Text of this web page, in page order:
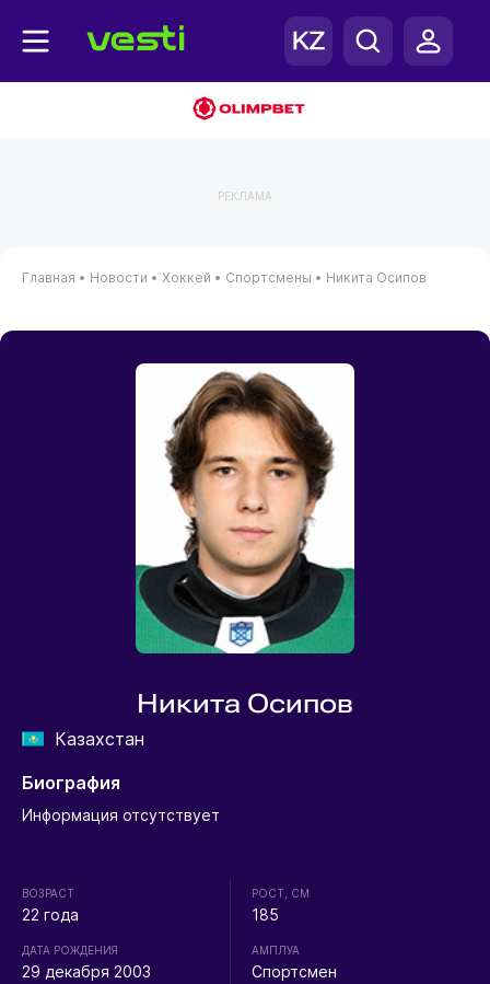
РЕКЛАМА
Главная • Новости • Хоккей • Спортсмены • Никита Осипов
Никита Осипов
Казахстан
Биография
Информация отсутствует
ВОЗРАСТ
22 года
ДАТА РОЖДЕНИЯ
29 декабря 2003
РОСТ, СМ
185
АМПЛУА
Спортсмен